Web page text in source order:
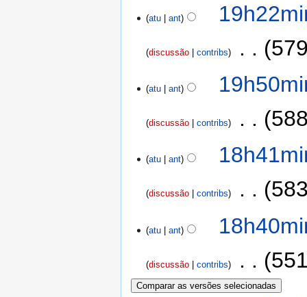
atu ant
discussão contribs
atu ant
discussão contribs
atu ant
discussão contribs
atu ant
discussão contribs